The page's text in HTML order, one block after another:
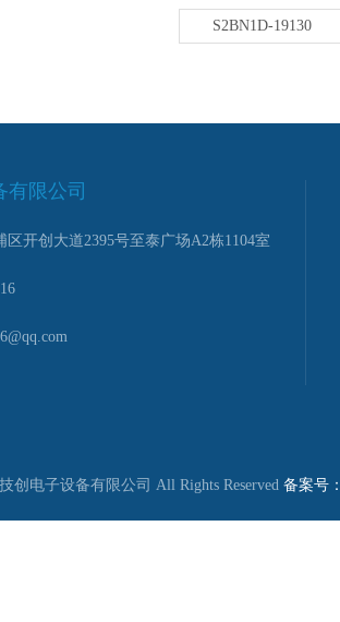
S2BN1D-19130
限公司
开创大道2395号至泰广场A2栋1104室
创电子设备有限公司 All Rights Reserved 备案号